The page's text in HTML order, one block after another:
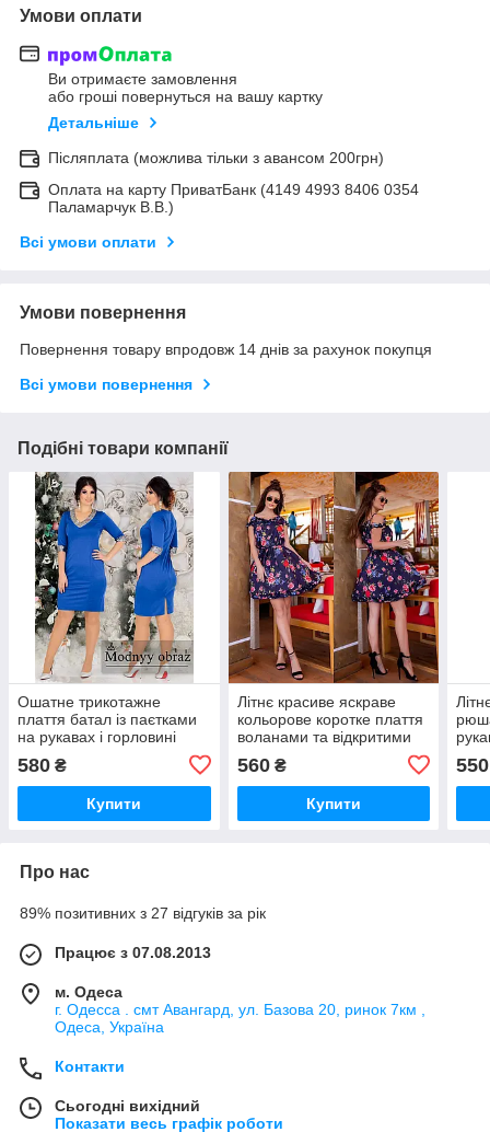
Умови оплати
Ви отримаєте замовлення
або гроші повернуться на вашу картку
Детальніше
Післяплата (можлива тільки з авансом 200грн)
Оплата на карту ПриватБанк (4149 4993 8406 0354
Паламарчук В.В.)
Всі умови оплати
Умови повернення
Повернення товару впродовж 14 днів за рахунок покупця
Всі умови повернення
Подібні товари компанії
Ошатне трикотажне
плаття батал із паєтками
на рукавах і горловині
580 ₴
Купити
Літнє красиве яскраве
кольорове коротке плаття
воланами та відкритими
Арт-2637/23
560₴
Купити
550
Про нас
89% позитивних з 27 відгуків за рік
Працює з 07.08.2013
м. Одеса
г. Одесса . смт Авангард, ул. Базова 20, ринок 7км ,
Одеса, Україна
Контакти
Сьогодні вихідний
Показати весь графік роботи